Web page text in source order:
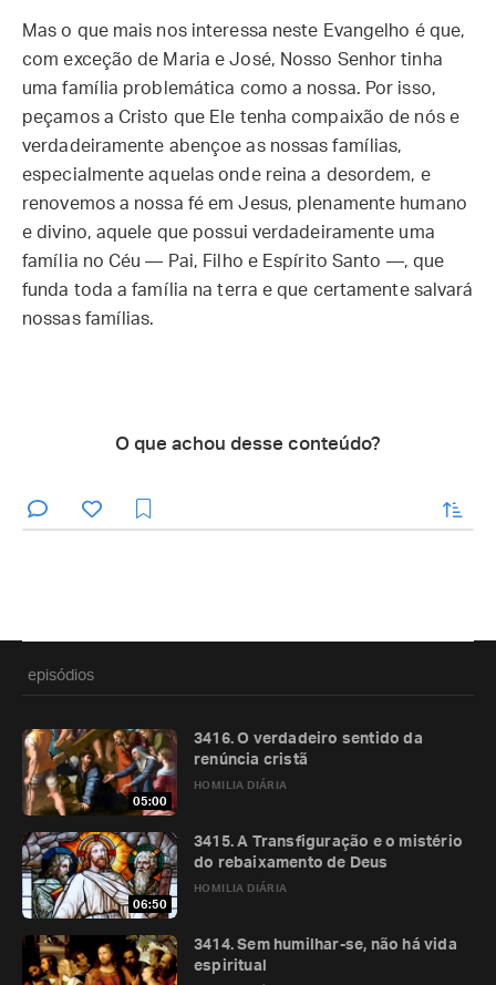
Mas o que mais nos interessa neste Evangelho é que,
com exceção de Maria e José, Nosso Senhor tinha
uma família problemática como a nossa. Por isso,
peçamos a Cristo que Ele tenha compaixão de nós e
verdadeiramente abençoe as nossas famílias,
especialmente aquelas onde reina a desordem, e
renovemos a nossa fé em Jesus, plenamente humano
e divino, aquele que possui verdadeiramente uma
família no Céu — Pai, Filho e Espírito Santo —, que
funda toda a família na terra e que certamente salvará
nossas famílias.
O que achou desse conteúdo?
enviar
episódios
05:00
HOMILIA DIÁRIA
3416. O verdadeiro sentido da
renúncia cristã
06:50
HOMILIA DIÁRIA
3415. A Transfiguração e o mistério
do rebaixamento de Deus
3414. Sem humilhar-se, não há vida
espiritual